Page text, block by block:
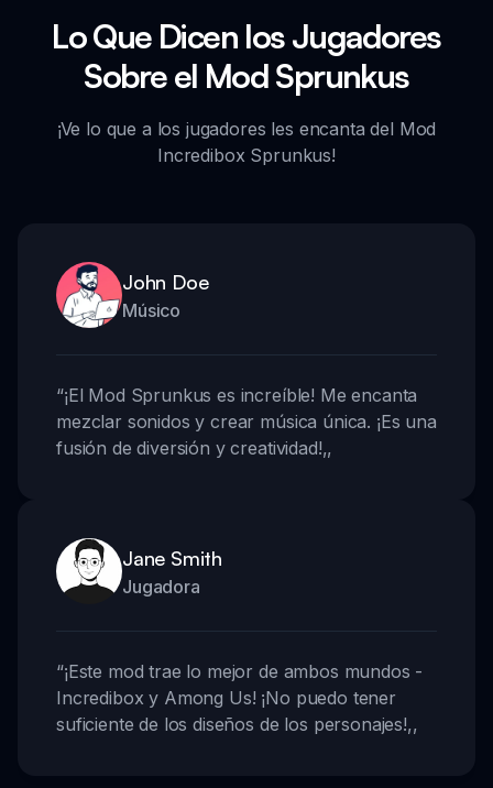
Lo Que Dicen los Jugadores
Sobre el Mod Sprunkus
¡Ve lo que a los jugadores les encanta del Mod
Incredibox Sprunkus!
John Doe
Músico
“¡El Mod Sprunkus es increíble! Me encanta
mezclar sonidos y crear música única. ¡Es una
fusión de diversión y creatividad!,,
Jane Smith
Jugadora
“¡Este mod trae lo mejor de ambos mundos -
Incredibox y Among Us! ¡No puedo tener
suficiente de los diseños de los personajes!,,